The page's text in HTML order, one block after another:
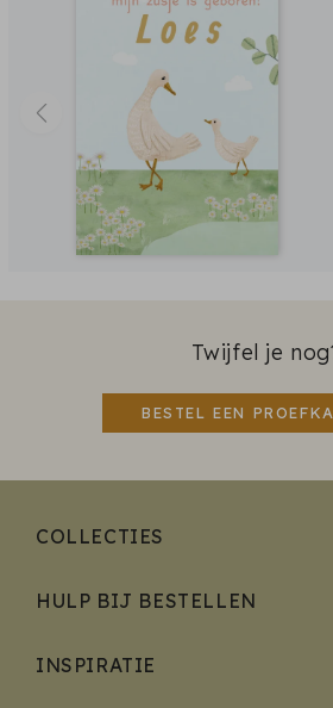
Twijfel je
BESTEL EEN
COLLECTIES
HULP BIJ BESTELLEN
INSPIRATIE